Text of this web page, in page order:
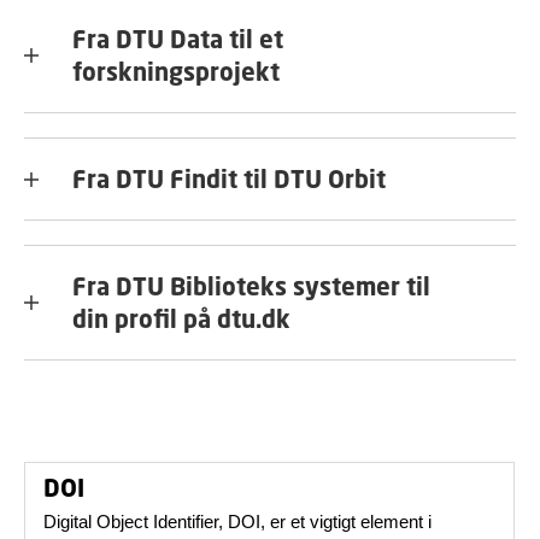
Fra DTU Data til et
forskningsprojekt
Fra DTU Findit til DTU Orbit
Fra DTU Biblioteks systemer til
din profil på dtu.dk
DOI
Digital Object Identifier, DOI, er et vigtigt element i